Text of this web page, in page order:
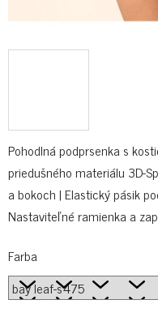
Pohodlná podprsenka s
priedušného materiálu 3D-
a bokoch | Elastický pásik
Nastaviteľné ramienka a
Farba